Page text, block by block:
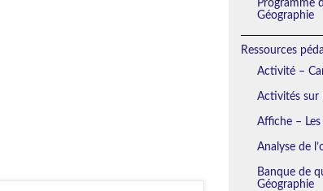
Programme
Géographie
Ressources
Activité –
Activités sur
Affiche –
Analyse de
Banque de
Géographie